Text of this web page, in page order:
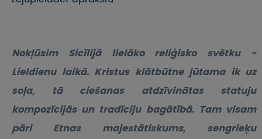
Nokļūsim Sicīlijā lielāko reliģisko svētku -
Lieldienu laikā. Kristus klātbūtne jūtama ik uz
soļa, tā ciešanas atdzīvinātas statuju
kompozīcijās un tradīciju bagātībā. Tam visam
pāri Etnas majestātiskums, sengrieķu